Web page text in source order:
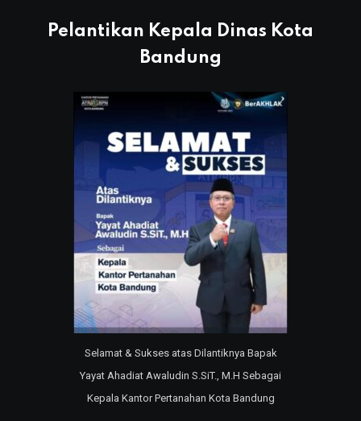
Pelantikan Kepala Dinas Kota
Bandung
Selamat & Sukses atas Dilantiknya Bapak
Yayat Ahadiat Awaludin S.SiT., M.H Sebagai
Kepala Kantor Pertanahan Kota Bandung